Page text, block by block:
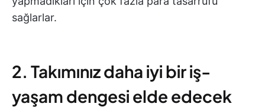
sağlarlar.
2. Takımınız daha iyi bir iş-
yaşam dengesi elde edecek